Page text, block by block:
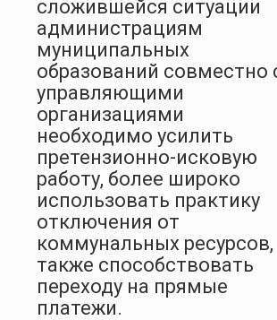
сложившейся ситуации
администрациям
муниципальных
образований совместно
управляющими
организациями
необходимо усилить
претензионно-исковую
работу, более широко
использовать практику
отключения от
коммунальных ресурсов,
также способствовать
переходу на прямые
платежи.